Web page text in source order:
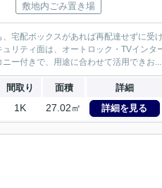
敷地内ごみ置き場
宅配ボックスがあれば再配達せずに受
リティ面は、オートロック・TVインタ
ー付きで、用途に合わせて活用できお...
間取り 面積 詳細
1K 27.02㎡ 詳細を見る